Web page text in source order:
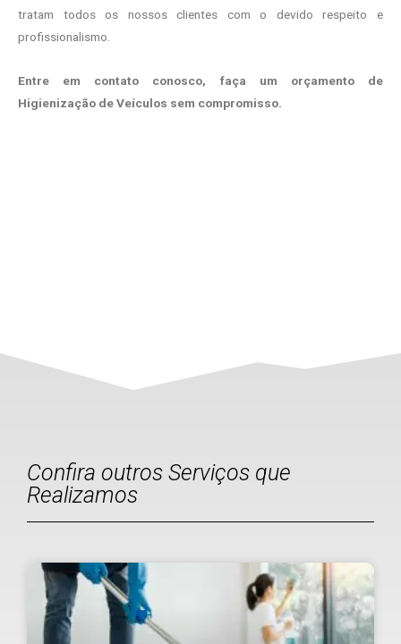
tratam todos os nossos clientes com o devido respeito e
profissionalismo.
Entre em contato conosco, faça um orçamento de
Higienização de Veículos sem compromisso.
Confira outros Serviços que
Realizamos